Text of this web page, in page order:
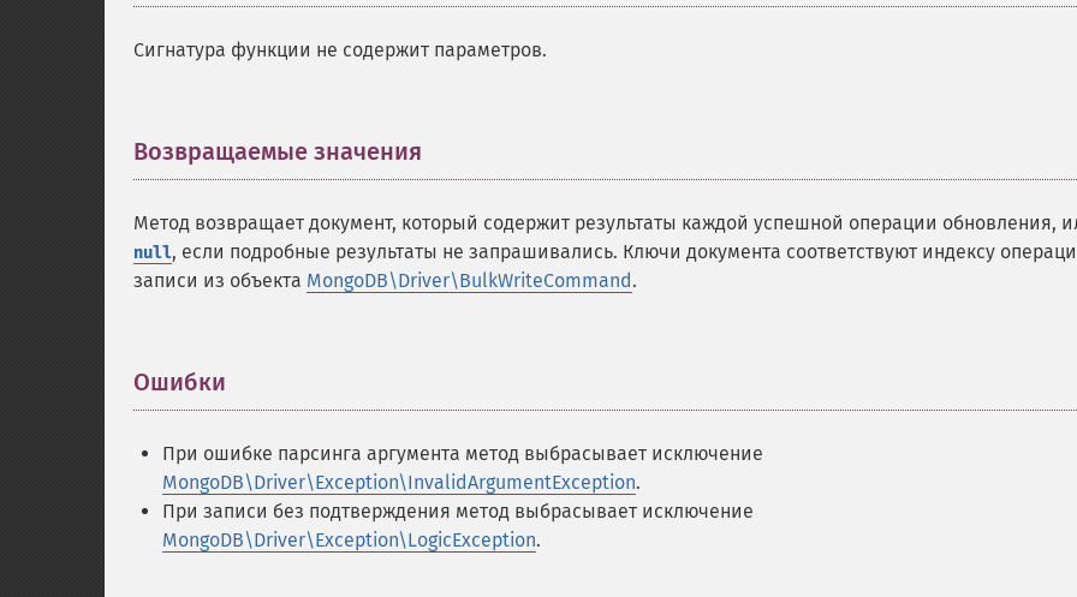
Сигнатура функции не содержит параметров.
Возвращаемые значения
Метод возвращает документ, который содержит результаты каждой успешной операции обновления,
null, если подробные результаты не запрашивались. Ключи документа соответствуют индексу
записи из объекта MongoDB\Driver\BulkWriteCommand.
Ошибки
При ошибке парсинга аргумента метод выбрасывает исключение
MongoDB\Driver\Exception\InvalidArgumentException.
При записи без подтверждения метод выбрасывает исключение
MongoDB\Driver\Exception\LogicException.